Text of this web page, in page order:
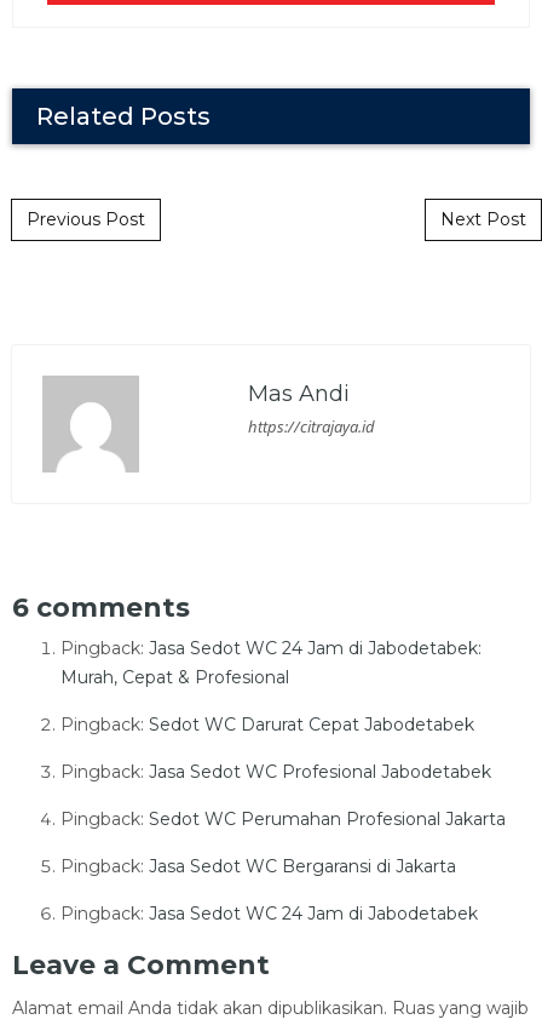
Related Posts
Post navigation
Previous Post Next Post
Mas Andi
https://citrajaya.id
6 comments
Pingback: Jasa Sedot WC 24 Jam di Jabodetabek:
Murah, Cepat & Profesional
Pingback: Sedot WC Darurat Cepat Jabodetabek
Pingback: Jasa Sedot WC Profesional Jabodetabek
Pingback: Sedot WC Perumahan Profesional Jakarta
Pingback: Jasa Sedot WC Bergaransi di Jakarta
Pingback: Jasa Sedot WC 24 Jam di Jabodetabek
Leave a Comment
Alamat email Anda tidak akan dipublikasikan. Ruas yang wajib